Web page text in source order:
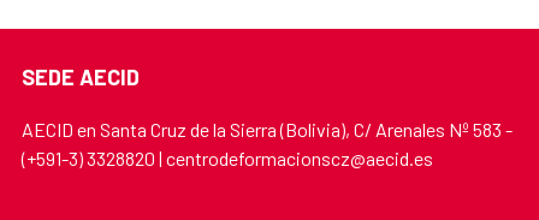
SEDE AECID
AECID en Santa Cruz de la Sierra (Bolivia), C/ Arenales Nº 583 -
(+591-3) 3328820 | centrodeformacionscz@aecid.es